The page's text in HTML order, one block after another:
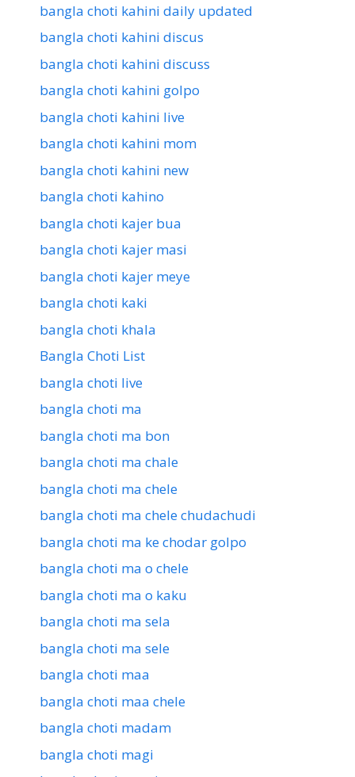
bangla choti kahini daily updated
bangla choti kahini discus
bangla choti kahini discuss
bangla choti kahini golpo
bangla choti kahini live
bangla choti kahini mom
bangla choti kahini new
bangla choti kahino
bangla choti kajer bua
bangla choti kajer masi
bangla choti kajer meye
bangla choti kaki
bangla choti khala
Bangla Choti List
bangla choti live
bangla choti ma
bangla choti ma bon
bangla choti ma chale
bangla choti ma chele
bangla choti ma chele chudachudi
bangla choti ma ke chodar golpo
bangla choti ma o chele
bangla choti ma o kaku
bangla choti ma sela
bangla choti ma sele
bangla choti maa
bangla choti maa chele
bangla choti madam
bangla choti magi